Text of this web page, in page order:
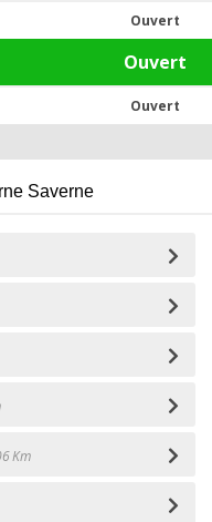
Ouvert
Ouvert
Ouvert
Saverne
Km